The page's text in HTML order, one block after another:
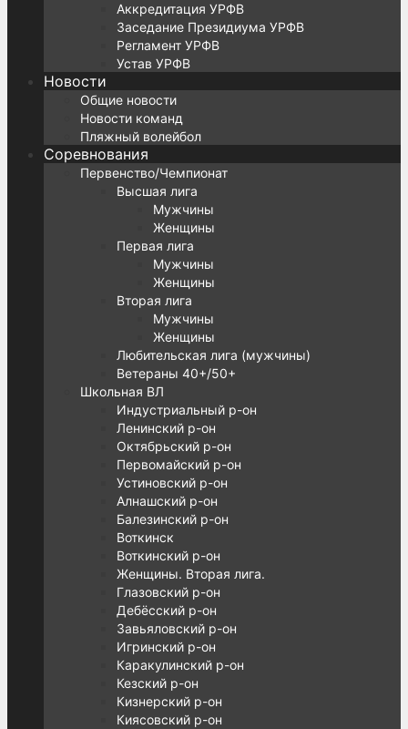
Аккредитация УРФВ
Заседание Президиума УРФВ
Регламент УРФВ
Устав УРФВ
Новости
Общие новости
Новости команд
Пляжный волейбол
Соревнования
Первенство/Чемпионат
Высшая лига
Мужчины
Женщины
Первая лига
Мужчины
Женщины
Вторая лига
Мужчины
Женщины
Любительская лига (мужчины)
Ветераны 40+/50+
Школьная ВЛ
Индустриальный р-он
Ленинский р-он
Октябрьский р-он
Первомайский р-он
Устиновский р-он
Алнашский р-он
Балезинский р-он
Воткинск
Воткинский р-он
Женщины. Вторая лига.
Глазовский р-он
Дебёсский р-он
Завьяловский р-он
Игринский р-он
Каракулинский р-он
Кезский р-он
Кизнерский р-он
Киясовский р-он